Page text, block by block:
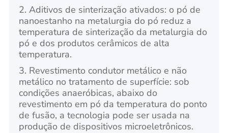
2. Aditivos de sinterização ativados: o pó de
nanoestanho na metalurgia do pó reduz a
temperatura de sinterização da metalurgia do
pó e dos produtos cerâmicos de alta
temperatura.
3. Revestimento condutor metálico e não
metálico no tratamento de superfície: sob
condições anaeróbicas, abaixo do
revestimento em pó da temperatura do ponto
de fusão, a tecnologia pode ser usada na
produção de dispositivos microeletrônicos.